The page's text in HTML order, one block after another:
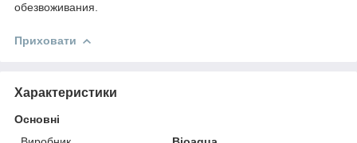
обезвоживания.
Приховати
Характеристики
Основні